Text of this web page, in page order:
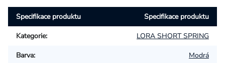
Specifikace produktu Specifikace produktu
Kategorie: LORA SHORT SPRING
Barva: Modrá